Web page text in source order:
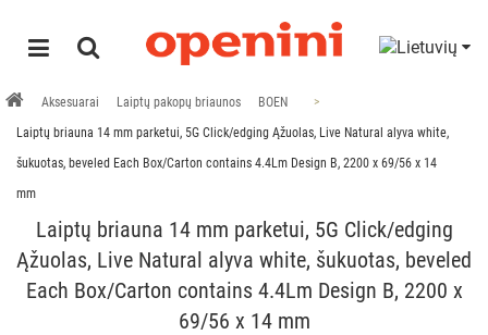
Aksesuarai Laiptų pakopų briaunos
BOEN
Laiptų briauna 14 mm parketui, 5G Click/edging Ąžuolas, Live Natural alyva white,
šukuotas, beveled Each Box/Carton contains 4.4Lm Design B, 2200 x 69/56 x 14
mm
Laiptų briauna 14 mm parketui, 5G Click/edging
Ąžuolas, Live Natural alyva white, šukuotas, beveled
Each Box/Carton contains 4.4Lm Design B, 2200 x
69/56 x 14 mm